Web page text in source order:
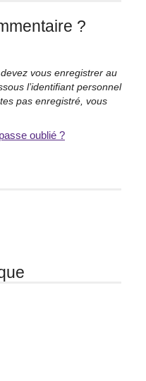
?
vous enregistrer au
l’identifiant personnel
pas enregistré, vous
oublié ?